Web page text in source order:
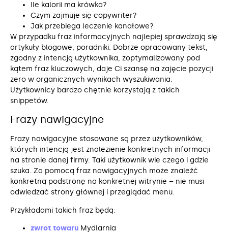
Ile kalorii ma krówka?
Czym zajmuje się copywriter?
Jak przebiega leczenie kanałowe?
W przypadku fraz informacyjnych najlepiej sprawdzają się
artykuły blogowe, poradniki. Dobrze opracowany tekst,
zgodny z intencją użytkownika, zoptymalizowany pod
kątem fraz kluczowych, daje Ci szansę na zajęcie pozycji
zero w organicznych wynikach wyszukiwania.
Użytkownicy bardzo chętnie korzystają z takich
snippetów.
Frazy nawigacyjne
Frazy nawigacyjne stosowane są przez użytkowników,
których intencją jest znalezienie konkretnych informacji
na stronie danej firmy. Taki użytkownik wie czego i gdzie
szuka. Za pomocą fraz nawigacyjnych może znaleźć
konkretną podstronę na konkretnej witrynie – nie musi
odwiedzać strony głównej i przeglądać menu.
Przykładami takich fraz będą:
zwrot towaru Mydlarnia